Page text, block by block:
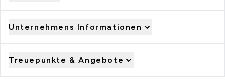
Unternehmens Informationen
Treuepunkte & Angebote